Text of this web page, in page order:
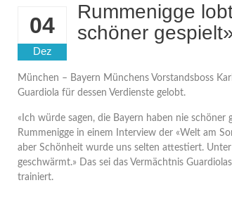
04
Dez
Rummenigge
schöner
München – Bayern Münchens Vorstandsboss
Guardiola für dessen Verdienste gelobt.
«Ich würde sagen, die Bayern haben nie schöner
Rummenigge in einem Interview der «Welt am
aber Schönheit wurde uns selten attestiert.
geschwärmt.» Das sei das Vermächtnis
trainiert.